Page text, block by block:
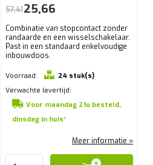
Combinatie van stopcontact zonder
randaarde en een wisselschakelaar.
Past in een standaard enkelvoudige
inbouwdoos.
Voorraad:
24 stuk(s)
Verwachte levertijd:
Voor maandag 21u besteld,
dinsdag in huis*
57,4125,66
Meer informatie »